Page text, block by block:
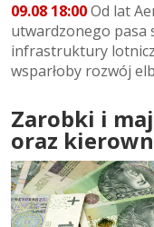
09.08 18:00Od lat
utwardzonego pasa
infrastruktury
wsparłoby rozwój
Zarobki i
oraz